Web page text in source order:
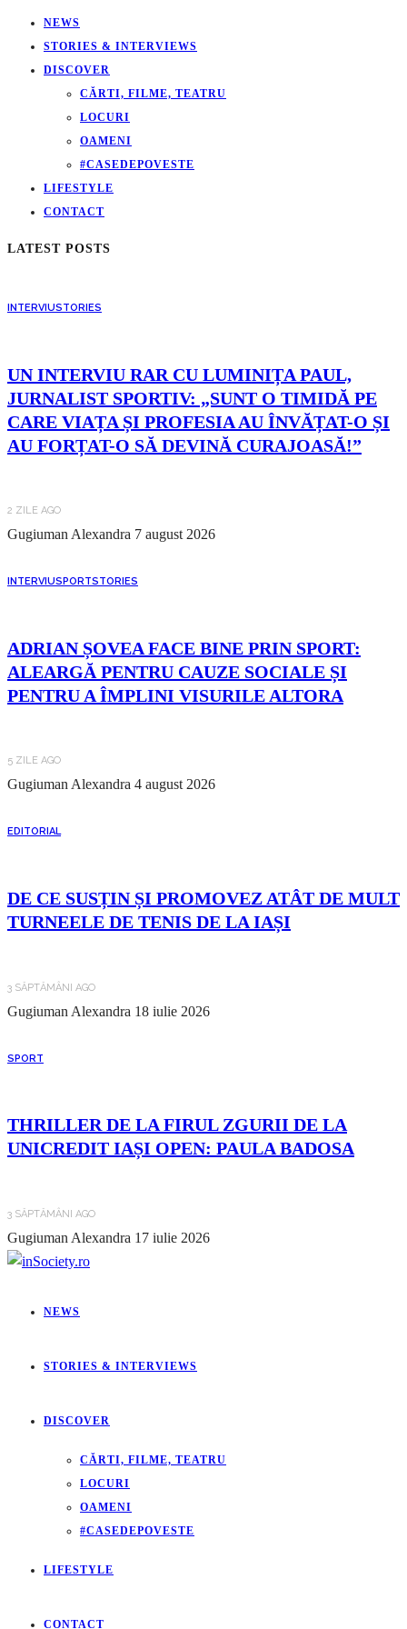
NEWS
STORIES & INTERVIEWS
DISCOVER
CĂRTI, FILME, TEATRU
LOCURI
OAMENI
#CASEDEPOVESTE
LIFESTYLE
CONTACT
LATEST POSTS
INTERVIUSTORIES
UN INTERVIU RAR CU LUMINIȚA PAUL,
JURNALIST SPORTIV: „SUNT O TIMIDĂ PE
CARE VIAȚA ȘI PROFESIA AU ÎNVĂȚAT-O ȘI
AU FORȚAT-O SĂ DEVINĂ CURAJOASĂ!”
2 ZILE AGO
Gugiuman Alexandra 7 august 2026
INTERVIUSPORTSTORIES
ADRIAN ȘOVEA FACE BINE PRIN SPORT:
ALEARGĂ PENTRU CAUZE SOCIALE ȘI
PENTRU A ÎMPLINI VISURILE ALTORA
5 ZILE AGO
Gugiuman Alexandra 4 august 2026
EDITORIAL
DE CE SUSȚIN ȘI PROMOVEZ ATÂT DE MULT
TURNEELE DE TENIS DE LA IAȘI
3 SĂPTĂMÂNI AGO
Gugiuman Alexandra 18 iulie 2026
SPORT
THRILLER DE LA FIRUL ZGURII DE LA
UNICREDIT IAȘI OPEN: PAULA BADOSA
3 SĂPTĂMÂNI AGO
Gugiuman Alexandra 17 iulie 2026
NEWS
STORIES & INTERVIEWS
DISCOVER
CĂRTI, FILME, TEATRU
LOCURI
OAMENI
#CASEDEPOVESTE
LIFESTYLE
CONTACT